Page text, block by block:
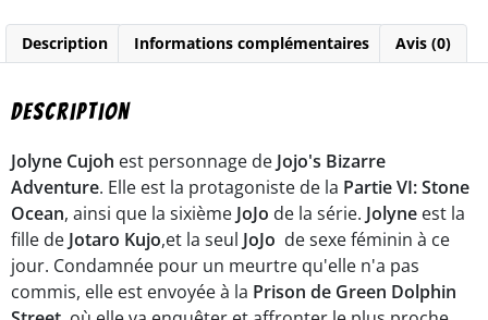
Ocean
Grandista
Bandaï
Description Informations complémentaires Avis (0)
Description
Jolyne Cujoh est personnage de Jojo's Bizarre
Adventure. Elle est la protagoniste de la Partie VI: Stone
Ocean, ainsi que la sixième JoJo de la série. Jolyne est la
fille de Jotaro Kujo,et la seul JoJo de sexe féminin à ce
jour. Condamnée pour un meurtre qu'elle n'a pas
commis, elle est envoyée à la Prison de Green Dolphin